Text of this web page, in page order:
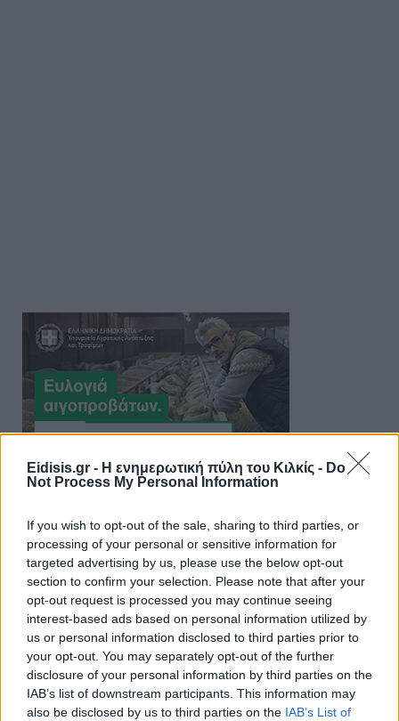
Eidisis.gr - Η ενημερωτική πύλη του Κιλκίς - Do
Not Process My Personal Information
If you wish to opt-out of the sale, sharing to third parties, or
processing of your personal or sensitive information for
targeted advertising by us, please use the below opt-out
section to confirm your selection. Please note that after your
opt-out request is processed you may continue seeing
interest-based ads based on personal information utilized by
us or personal information disclosed to third parties prior to
your opt-out. You may separately opt-out of the further
disclosure of your personal information by third parties on the
IAB’s list of downstream participants. This information may
also be disclosed by us to third parties on the IAB’s List of